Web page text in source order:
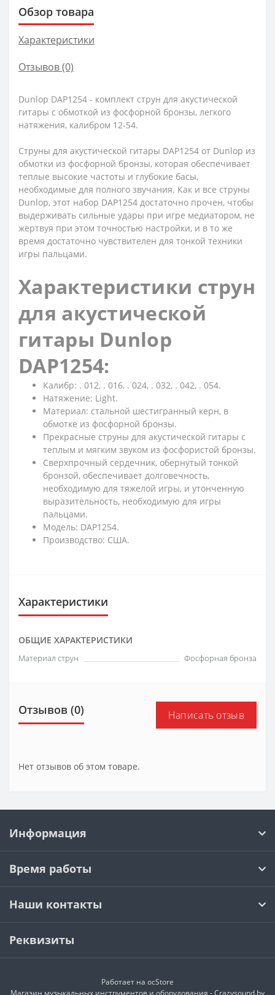
Обзор товара
Характеристики
Отзывов (0)
Dunlop DAP1254 - комплект струн для акустической
гитары с обмоткой из фосфорной бронзы, легкого
натяжения, калибром 12-54.
Струны для акустической гитары DAP1254 от Dunlop из
обмотки из фосфорной бронзы, которая обеспечивает
теплые высокие частоты и глубокие басы,
необходимые для полного звучания. Как и все струны
Dunlop, этот набор DAP1254 достаточно прочен, чтобы
выдерживать сильные удары при игре медиатором, не
жертвуя при этом точностью настройки, и в то же
время достаточно чувствителен для тонкой техники
игры пальцами.
Характеристики струн
для акустической
гитары Dunlop
DAP1254:
Калибр: . 012, . 016, . 024, . 032, . 042, . 054.
Натяжение: Light.
Материал: стальной шестигранный керн, в
обмотке из фосфорной бронзы.
Прекрасные струны для акустической гитары с
теплым и мягким звуком из фосфористой бронзы.
Сверхпрочный сердечник, обернутый тонкой
бронзой, обеспечивает долговечность,
необходимую для тяжелой игры, и утонченную
выразительность, необходимую для игры
пальцами.
Модель: DAP1254.
Производство: США.
Характеристики
ОБЩИЕ ХАРАКТЕРИСТИКИ
Материал струн Фосфорная бронза
Отзывов (0) Написать отзыв
Нет отзывов об этом товаре.
Информация
Время работы
Наши контакты
Реквизиты
Работает на ocStore